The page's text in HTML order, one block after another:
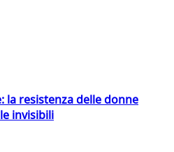
la resistenza delle donne
invisibili